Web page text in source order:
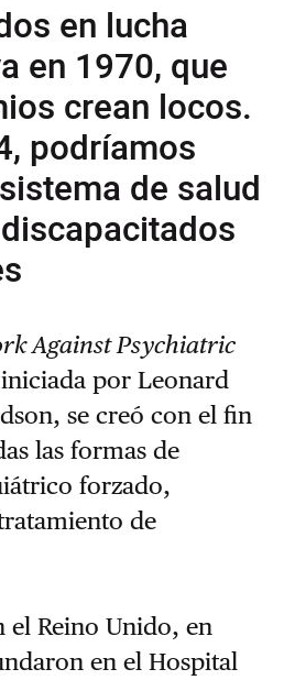
en lucha
en 1970, que
crean locos.
podríamos
de salud
Against Psychiatric
por Leonard
se creó con el fin
las formas de
forzado,
de
el Reino Unido, en
en el Hospital